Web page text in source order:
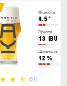
Міцність
4.5 °
Гіркота
13 IBU
Щільність
12 %
(51)